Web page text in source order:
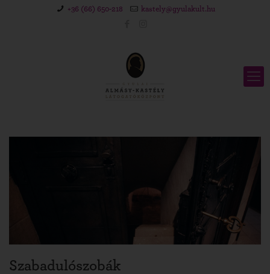
+36 (66) 650-218 kastely@gyulakult.hu
Szabadulószobák